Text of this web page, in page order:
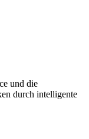
und die
durch intelligente